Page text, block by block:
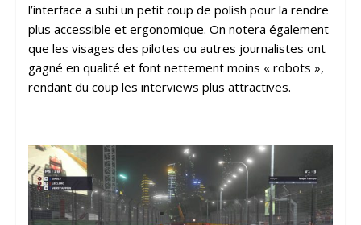
l’interface a subi un petit coup de polish pour la rendre
plus accessible et ergonomique. On notera également
que les visages des pilotes ou autres journalistes ont
gagné en qualité et font nettement moins « robots »,
rendant du coup les interviews plus attractives.